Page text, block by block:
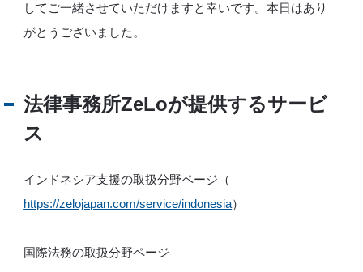
してご一緒させていただけますと幸いです。本日はあり
がとうございました。
法律事務所ZeLoが提供するサービ
ス
インドネシア支援の取扱分野ページ（
https://zelojapan.com/service/indonesia）
国際法務の取扱分野ページ